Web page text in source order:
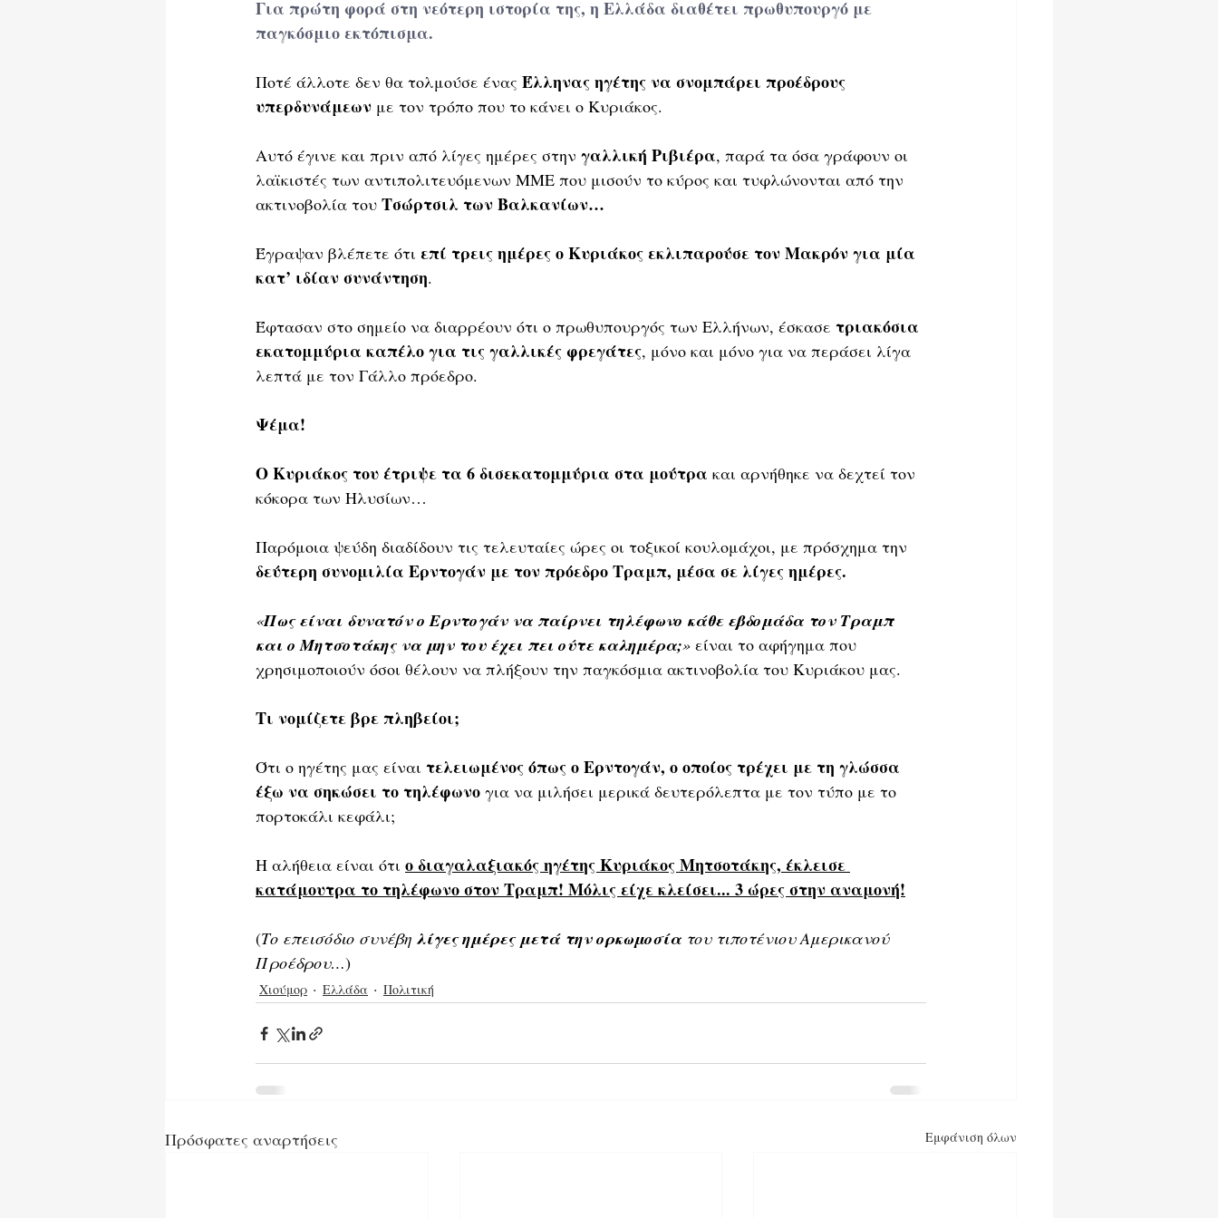
Για πρώτη φορά στη νεότερη ιστορία της, η Ελλάδα διαθέτει πρωθυπουργό με
παγκόσμιο εκτόπισμα.
Ποτέ άλλοτε δεν θα τολμούσε ένας Έλληνας ηγέτης να σνομπάρει προέδρους
υπερδυνάμεων με τον τρόπο που το κάνει ο Κυριάκος.
Αυτό έγινε και πριν από λίγες ημέρες στην γαλλική Ριβιέρα, παρά τα όσα γράφουν οι
λαϊκιστές των αντιπολιτευόμενων ΜΜΕ που μισούν το κύρος και τυφλώνονται από την
ακτινοβολία του Τσώρτσιλ των Βαλκανίων…
Έγραψαν βλέπετε ότι επί τρεις ημέρες ο Κυριάκος εκλιπαρούσε τον Μακρόν για μία
κατ’ ιδίαν συνάντηση.
Έφτασαν στο σημείο να διαρρέουν ότι ο πρωθυπουργός των Ελλήνων, έσκασε τριακόσια
εκατομμύρια καπέλο για τις γαλλικές φρεγάτες, μόνο και μόνο για να περάσει λίγα
λεπτά με τον Γάλλο πρόεδρο.
Ψέμα!
Ο Κυριάκος του έτριψε τα 6 δισεκατομμύρια στα μούτρα και αρνήθηκε να δεχτεί τον
κόκορα των Ηλυσίων…
Παρόμοια ψεύδη διαδίδουν τις τελευταίες ώρες οι τοξικοί κουλομάχοι, με πρόσχημα την
δεύτερη συνομιλία Ερντογάν με τον πρόεδρο Τραμπ, μέσα σε λίγες ημέρες.
«Πως είναι δυνατόν ο Ερντογάν να παίρνει τηλέφωνο κάθε εβδομάδα τον Τραμπ
και ο Μητσοτάκης να μην του έχει πει ούτε καλημέρα;» είναι το αφήγημα που
χρησιμοποιούν όσοι θέλουν να πλήξουν την παγκόσμια ακτινοβολία του Κυριάκου μας.
Τι νομίζετε βρε πληβείοι;
Ότι ο ηγέτης μας είναι τελειωμένος όπως ο Ερντογάν, ο οποίος τρέχει με τη γλώσσα
έξω να σηκώσει το τηλέφωνο για να μιλήσει μερικά δευτερόλεπτα με τον τύπο με το
πορτοκάλι κεφάλι;
Η αλήθεια είναι ότι ο διαγαλαξιακός ηγέτης Κυριάκος Μητσοτάκης, έκλεισε
κατάμουτρα το τηλέφωνο στον Τραμπ! Μόλις είχε κλείσει... 3 ώρες στην αναμονή!
(Το επεισόδιο συνέβη λίγες ημέρες μετά την ορκωμοσία του τιποτένιου Αμερικανού
Προέδρου…)
Χιούμορ Ελλάδα Πολιτική
Πρόσφατες αναρτήσεις Εμφάνιση όλων